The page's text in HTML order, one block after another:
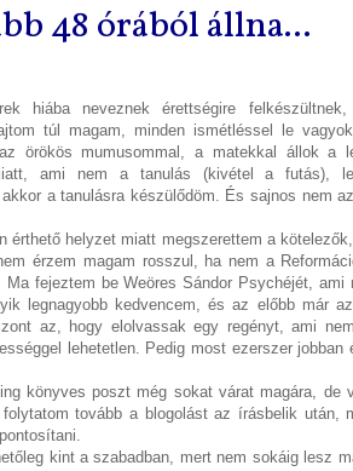
48 órából állna...
hiába neveznek érettségire
túl magam, minden ismétléssel le
örökös mumusommal, a matekkal állok a
ami nem a tanulás (kivétel a futás),
a tanulásra készülődöm. És sajnos nem
érthető helyzet miatt megszerettem a
érzem magam rosszul, ha nem a
fejeztem be Weöres Sándor Psychéjét, ami
legnagyobb kedvencem, és az előbb már
az, hogy elolvassak egy regényt, ami
lehetetlen. Pedig most ezerszer jobban
könyves poszt még sokat várat magára, de
tovább a blogolást az írásbelik után,
kint a szabadban, mert nem sokáig lesz